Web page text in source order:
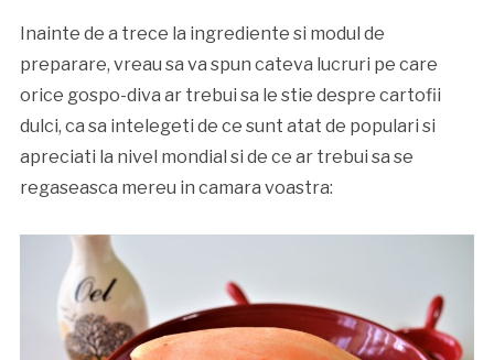
Inainte de a trece la ingrediente si modul de
preparare, vreau sa va spun cateva lucruri pe care
orice gospo-diva ar trebui sa le stie despre cartofii
dulci, ca sa intelegeti de ce sunt atat de populari si
apreciati la nivel mondial si de ce ar trebui sa se
regaseasca mereu in camara voastra: